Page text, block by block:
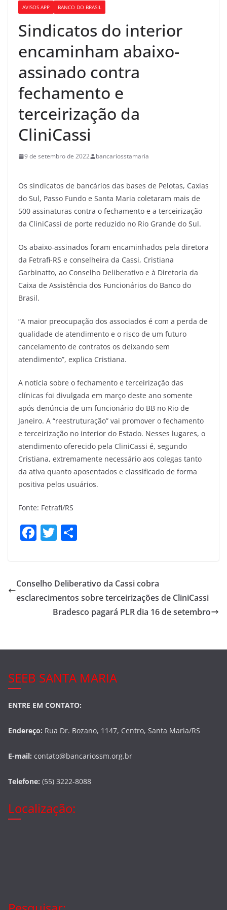
AVISOS APP BANCO DO BRASIL
Sindicatos do interior
encaminham abaixo-
assinado contra
fechamento e
terceirização da
CliniCassi
9 de setembro de 2022 bancariosstamaria
Os sindicatos de bancários das bases de Pelotas, Caxias
do Sul, Passo Fundo e Santa Maria coletaram mais de
500 assinaturas contra o fechamento e a terceirização
da CliniCassi de porte reduzido no Rio Grande do Sul.
Os abaixo-assinados foram encaminhados pela diretora
da Fetrafi-RS e conselheira da Cassi, Cristiana
Garbinatto, ao Conselho Deliberativo e à Diretoria da
Caixa de Assistência dos Funcionários do Banco do
Brasil.
“A maior preocupação dos associados é com a perda de
qualidade de atendimento e o risco de um futuro
cancelamento de contratos os deixando sem
atendimento”, explica Cristiana.
A notícia sobre o fechamento e terceirização das
clínicas foi divulgada em março deste ano somente
após denúncia de um funcionário do BB no Rio de
Janeiro. A “reestruturação” vai promover o fechamento
e terceirização no interior do Estado. Nesses lugares, o
atendimento oferecido pela CliniCassi é, segundo
Cristiana, extremamente necessário aos colegas tanto
da ativa quanto aposentados e classificado de forma
positiva pelos usuários.
Fonte: Fetrafi/RS
F
e
b
k
T
er e
Conselho Deliberativo da Cassi cobra
esclarecimentos sobre terceirizações de CliniCassi
Bradesco pagará PLR dia 16 de setembro
SEEB SANTA MARIA
ENTRE EM CONTATO:
Endereço: Rua Dr. Bozano, 1147, Centro, Santa Maria/RS
E-mail: contato@bancariossm.org.br
Telefone: (55) 3222-8088
Localização: